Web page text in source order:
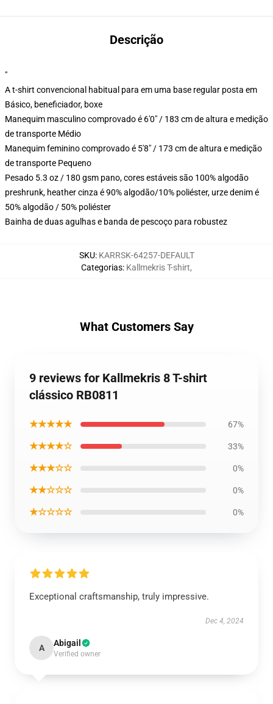
Descrição
"
A t-shirt convencional habitual para em uma base regular posta em
Básico, beneficiador, boxe
Manequim masculino comprovado é 6'0" / 183 cm de altura e medição
de transporte Médio
Manequim feminino comprovado é 5'8" / 173 cm de altura e medição
de transporte Pequeno
Pesado 5.3 oz / 180 gsm pano, cores estáveis são 100% algodão
preshrunk, heather cinza é 90% algodão/10% poliéster, urze denim é
50% algodão / 50% poliéster
Bainha de duas agulhas e banda de pescoço para robustez
SKU: KARRSK-64257-DEFAULT
Categorias: Kallmekris T-shirt,
What Customers Say
9 reviews for Kallmekris 8 T-shirt
clássico RB0811
★★★★★ 67%
★★★★☆ 33%
★★★☆☆ 0%
★★☆☆☆ 0%
★☆☆☆☆ 0%
Exceptional craftsmanship, truly impressive.
Dec 4, 2024
A Abigail
Verified owner